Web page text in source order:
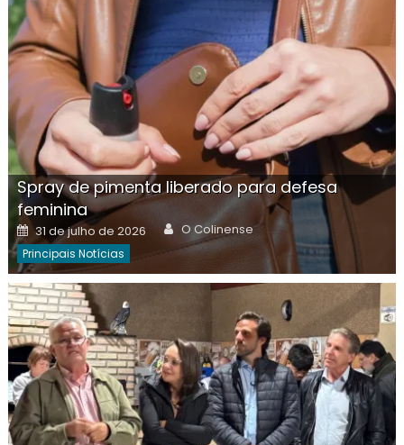
Spray de pimenta liberado para defesa
feminina
Posted
on
31 de julho de 2026 Author
O Colinense
Principais Notícias